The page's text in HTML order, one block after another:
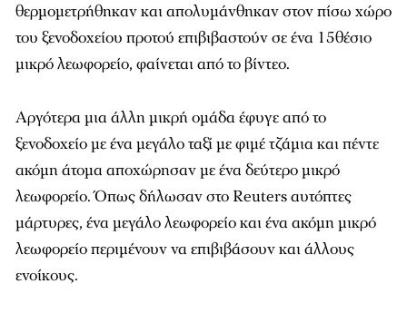
θερμομετρήθηκαν και απολυμάνθηκαν στον πίσω χώρο
του ξενοδοχείου προτού επιβιβαστούν σε ένα 15θέσιο
μικρό λεωφορείο, φαίνεται από το βίντεο.
Αργότερα μια άλλη μικρή ομάδα έφυγε από το
ξενοδοχείο με ένα μεγάλο ταξί με φιμέ τζάμια και πέντε
ακόμη άτομα αποχώρησαν με ένα δεύτερο μικρό
λεωφορείο. Όπως δήλωσαν στο Reutersαυτόπτες
μάρτυρες, ένα μεγάλο λεωφορείο και ένα ακόμη μικρό
λεωφορείο περιμένουν να επιβιβάσουν και άλλους
ενοίκους.